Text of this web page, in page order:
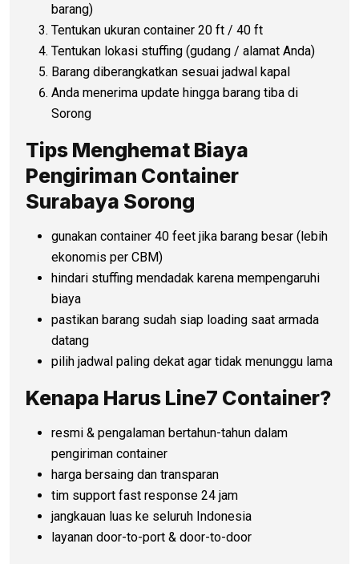
barang)
Tentukan ukuran container 20 ft / 40 ft
Tentukan lokasi stuffing (gudang / alamat Anda)
Barang diberangkatkan sesuai jadwal kapal
Anda menerima update hingga barang tiba di
Sorong
Tips Menghemat Biaya
Pengiriman Container
Surabaya Sorong
gunakan container 40 feet jika barang besar (lebih
ekonomis per CBM)
hindari stuffing mendadak karena mempengaruhi
biaya
pastikan barang sudah siap loading saat armada
datang
pilih jadwal paling dekat agar tidak menunggu lama
Kenapa Harus Line7 Container?
resmi & pengalaman bertahun-tahun dalam
pengiriman container
harga bersaing dan transparan
tim support fast response 24 jam
jangkauan luas ke seluruh Indonesia
layanan door-to-port & door-to-door